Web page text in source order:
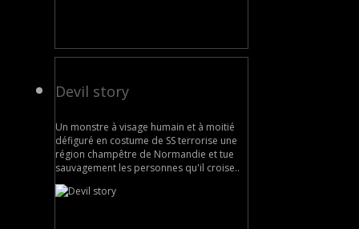
Devil story
Un monstre à visage humain et à moitié
défiguré en costume de SS terrorise une
région champêtre de Normandie et tue
sauvagement les personnes qu'il croise..